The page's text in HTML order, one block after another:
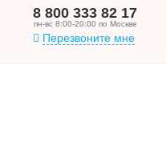
8 800 333 82 17
пн-вс 8:00-20:00 по Москве
Перезвоните мне